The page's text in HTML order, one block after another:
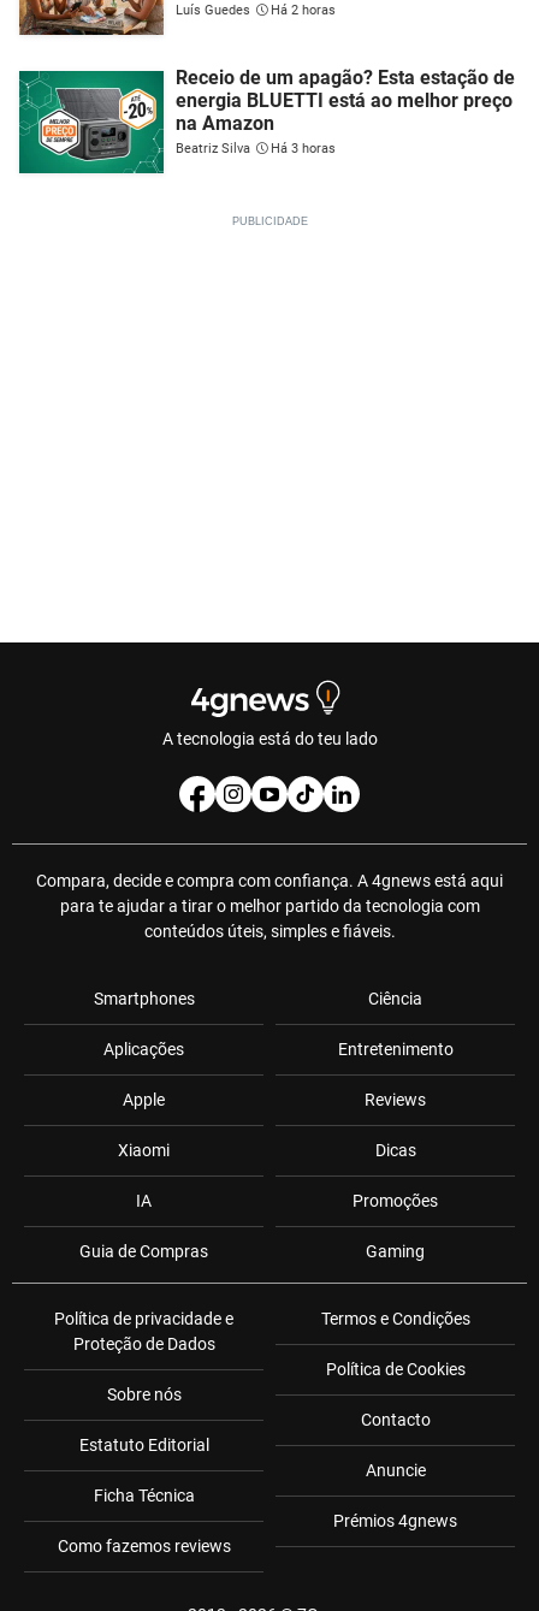
Luís Guedes Há 2 horas
Receio de um apagão? Esta estação de
energia BLUETTI está ao melhor preço
na Amazon
Beatriz Silva Há 3 horas
A tecnologia está do teu lado
Compara, decide e compra com confiança. A 4gnews está aqui
para te ajudar a tirar o melhor partido da tecnologia com
conteúdos úteis, simples e fiáveis.
Smartphones
Aplicações
Apple
Xiaomi
IA
Guia de Compras
Ciência
Entretenimento
Reviews
Dicas
Promoções
Gaming
Política de privacidade e
Proteção de Dados
Sobre nós
Estatuto Editorial
Ficha Técnica
Como fazemos reviews
Termos e Condições
Política de Cookies
Contacto
Anuncie
Prémios 4gnews